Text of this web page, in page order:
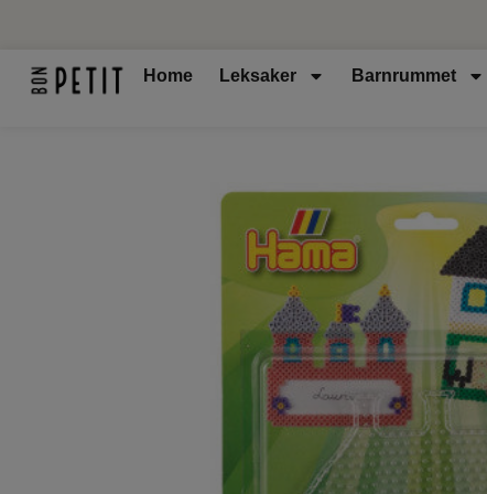
Home Leksaker Barnrummet